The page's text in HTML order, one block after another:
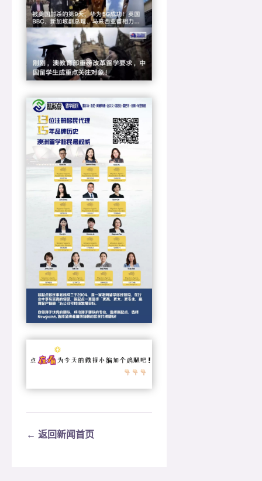
← 返回新闻首页